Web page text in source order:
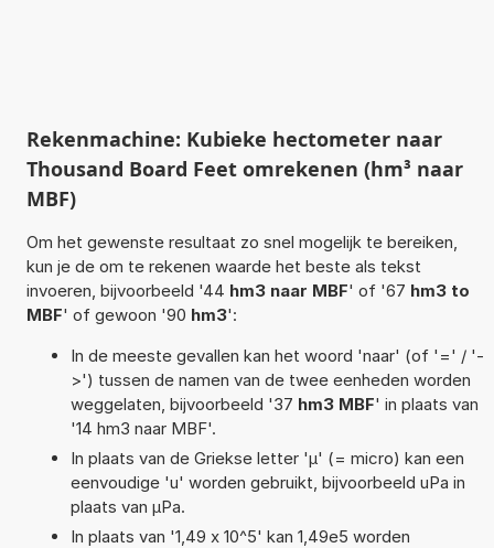
Rekenmachine: Kubieke hectometer naar
Thousand Board Feet omrekenen (hm³ naar
MBF)
Om het gewenste resultaat zo snel mogelijk te bereiken,
kun je de om te rekenen waarde het beste als tekst
invoeren, bijvoorbeeld '44 hm3 naar MBF' of '67 hm3 to
MBF' of gewoon '90 hm3':
In de meeste gevallen kan het woord 'naar' (of '=' / '-
>') tussen de namen van de twee eenheden worden
weggelaten, bijvoorbeeld '37 hm3 MBF' in plaats van
'14 hm3 naar MBF'.
In plaats van de Griekse letter 'µ' (= micro) kan een
eenvoudige 'u' worden gebruikt, bijvoorbeeld uPa in
plaats van µPa.
In plaats van '1,49 x 10^5' kan 1,49e5 worden